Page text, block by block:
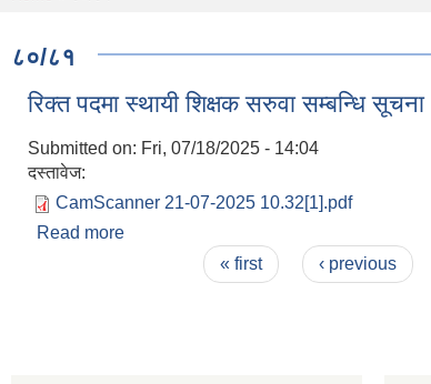
८०/८१
रिक्त पदमा स्थायी शिक्षक सरुवा सम्बन्धि सूचना
Submitted on: Fri, 07/18/2025 - 14:04
दस्तावेज:
CamScanner 21-07-2025 10.32[1].pdf
Read more
« first ‹ previous